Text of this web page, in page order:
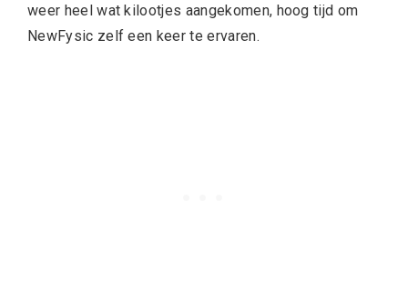
weer heel wat kilootjes aangekomen, hoog tijd om
NewFysic zelf een keer te ervaren.